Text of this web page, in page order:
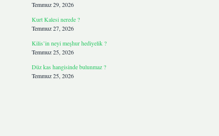
Temmuz 29, 2026
Kurt Kalesi nerede ?
Temmuz 27, 2026
Kilis’in neyi meşhur hediyelik ?
Temmuz 25, 2026
Düz kas hangisinde bulunmaz ?
Temmuz 25, 2026